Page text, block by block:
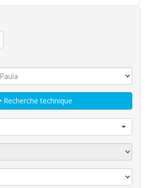
Recherche technique